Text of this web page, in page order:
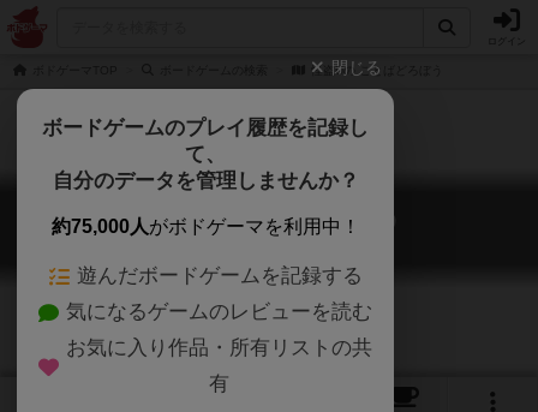
怪盗Uの ことばどろぼう
怪盗Uの ことばどろぼう
Phantom thief U Word thief
閉じる
ボードゲームのプレイ履歴を記録し
て、
自分のデータを管理しませんか？
約75,000人がボドゲーマを利用中！
遊んだボードゲームを記録する
気になるゲームのレビューを読む
お気に入り作品・所有リストの共
有